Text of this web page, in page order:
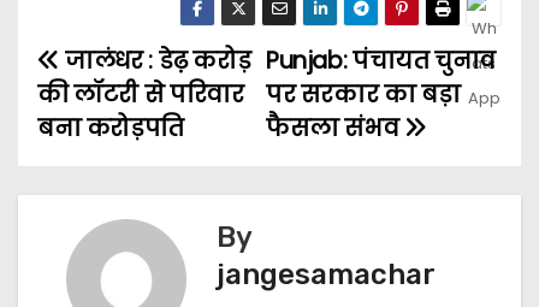
Punjab: पंचायत चुनाव
पर सरकार का बड़ा
फैसला संभव
जालंधर : डेढ़ करोड़
की लॉटरी से परिवार
बना करोड़पति
By
jangesamachar